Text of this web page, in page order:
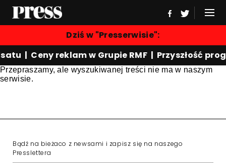
Dziś w "Presserwisie":
| Ceny reklam w Grupie RMF | Przyszłość
Przepraszamy, ale wyszukiwanej treści nie ma w naszym
serwisie.
Bądź na bieżaco z newsami i zapisz się na naszego
Presslettera